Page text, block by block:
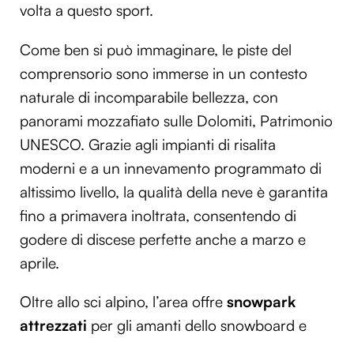
volta a questo sport.
Come ben si può immaginare, le piste del
comprensorio sono immerse in un contesto
naturale di incomparabile bellezza, con
panorami mozzafiato sulle Dolomiti, Patrimonio
UNESCO. Grazie agli impianti di risalita
moderni e a un innevamento programmato di
altissimo livello, la qualità della neve è garantita
fino a primavera inoltrata, consentendo di
godere di discese perfette anche a marzo e
aprile.
Oltre allo sci alpino, l’area offre snowpark
attrezzati per gli amanti dello snowboard e